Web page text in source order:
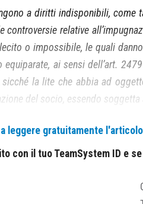
a diritti indisponibili,
controversie relative
o impossibile, le quali
equiparate, ai sensi dell’art.
la lite che abbia ad
del socio, essendo
: artt. 2379 bis, 2479 ter
nel presente caso –
leggere gratuitamente
con il tuo TeamSystem ID e